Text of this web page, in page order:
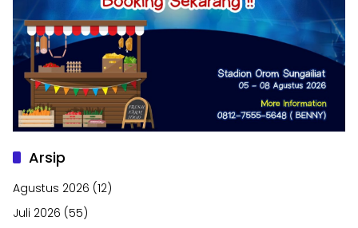
Arsip
Agustus 2026 (12)
Juli 2026 (55)